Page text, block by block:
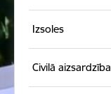
Izsoles
Civilā aizsardzība